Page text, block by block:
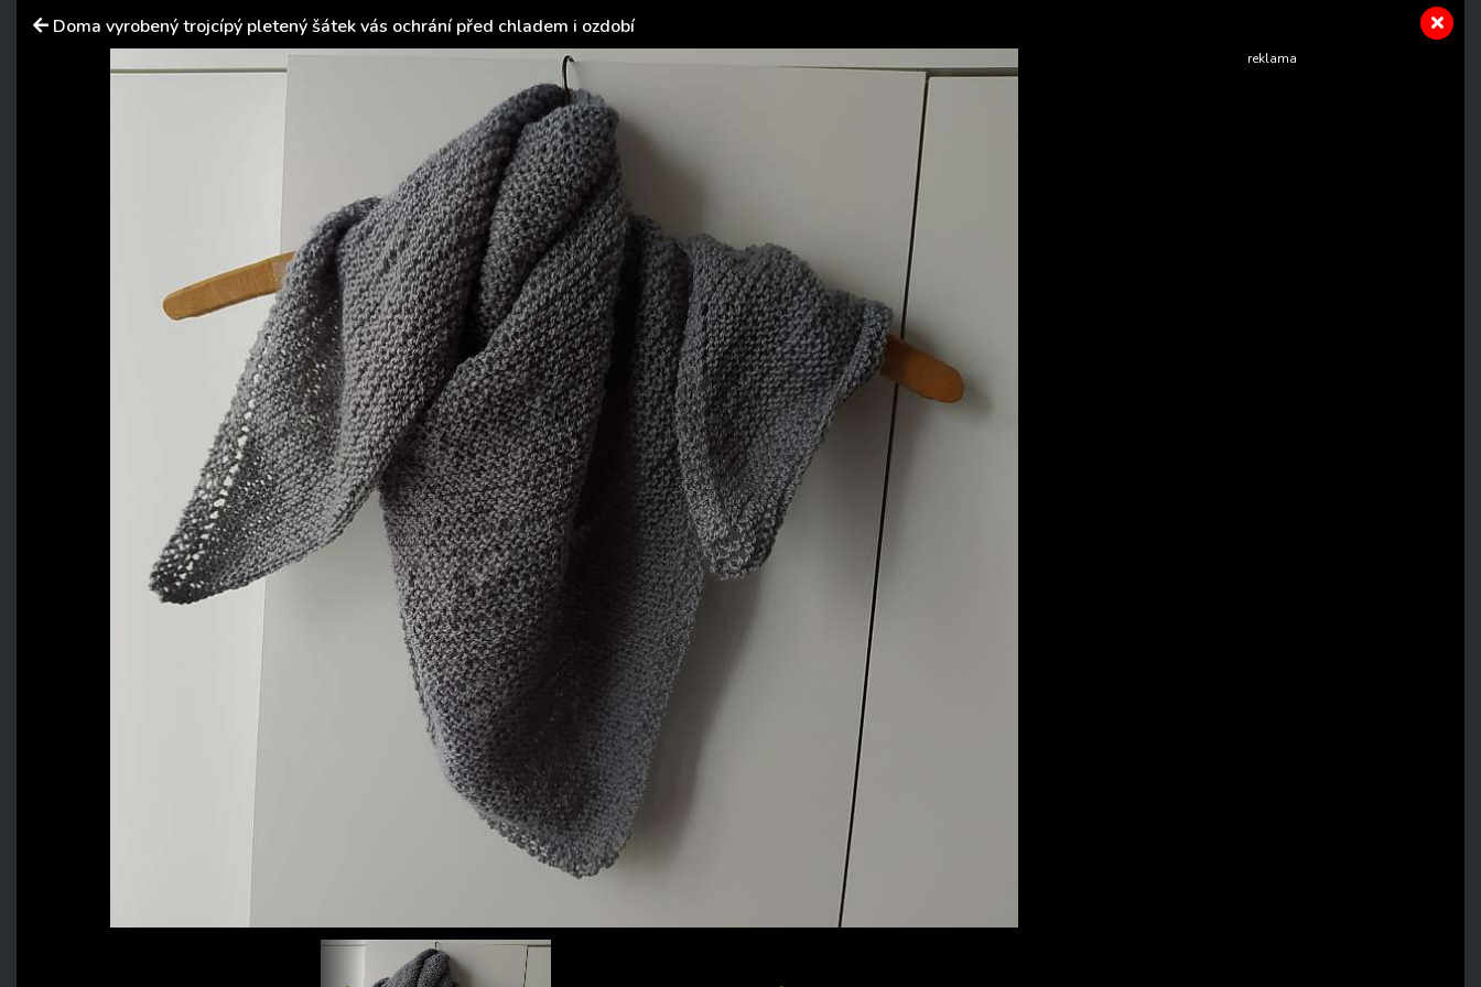
Doma vyrobený trojcípý pletený šátek vás ochrání před chladem i ozdobí
reklama